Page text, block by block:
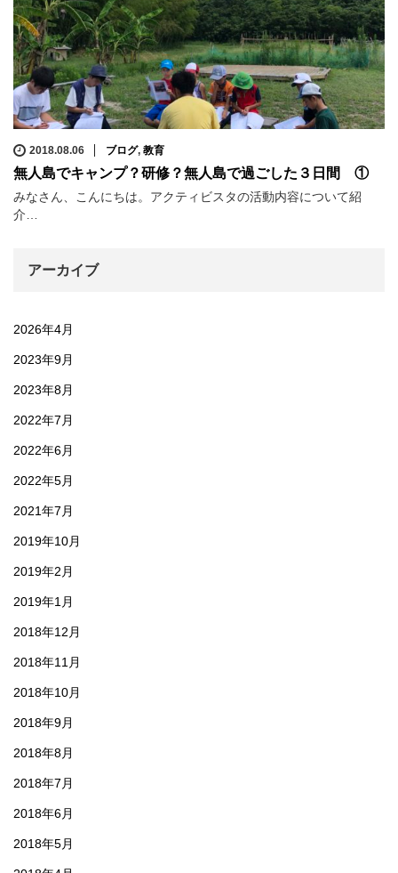
2018.08.06 ブログ, 教育
無人島でキャンプ？研修？無人島で過ごした３日間 ①
みなさん、こんにちは。アクティビスタの活動内容について紹
介…
アーカイブ
2026年4月
2023年9月
2023年8月
2022年7月
2022年6月
2022年5月
2021年7月
2019年10月
2019年2月
2019年1月
2018年12月
2018年11月
2018年10月
2018年9月
2018年8月
2018年7月
2018年6月
2018年5月